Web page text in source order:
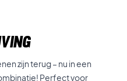
zijn terug – nu in een
Perfect voor